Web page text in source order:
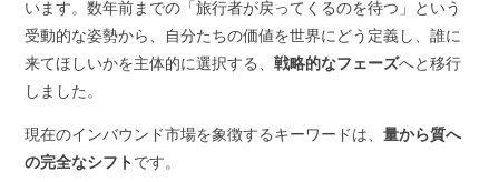
います。数年前までの「旅行者が戻ってくるのを待つ」という
受動的な姿勢から、自分たちの価値を世界にどう定義し、誰に
来てほしいかを主体的に選択する、戦略的なフェーズへと移行
しました。
現在のインバウンド市場を象徴するキーワードは、量から質へ
の完全なシフト です。